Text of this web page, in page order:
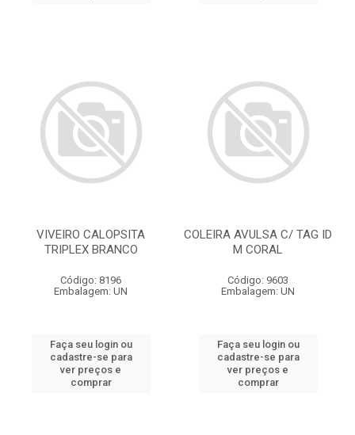
VIVEIRO CALOPSITA
TRIPLEX BRANCO
Código: 8196
Embalagem: UN
Faça seu login ou
cadastre-se para
ver preços e
comprar
COLEIRA AVULSA C/ TAG ID
M CORAL
Código: 9603
Embalagem: UN
Faça seu login ou
cadastre-se para
ver preços e
comprar